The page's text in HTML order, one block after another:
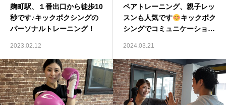
麹町駅、１番出口から徒歩10
秒です♪キックボクシングの
パーソナルトレーニング！
2023.02.12
ペアトレーニング、親子レッ
スンも人気です
キックボク
シングでコミュニケーション
2024.03.21